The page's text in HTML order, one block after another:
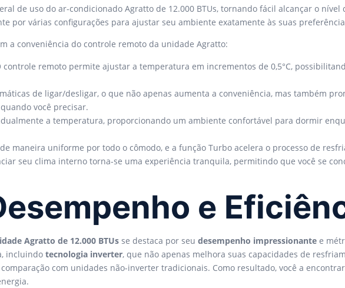
de uso do ar-condicionado Agratto de 12.000 BTUs, tornando fácil alcançar o nível
por várias configurações para ajustar seu ambiente exatamente às suas
a conveniência do controle remoto da unidade Agratto:
controle remoto permite ajustar a temperatura em incrementos de 0,5°C,
de ligar/desligar, o que não apenas aumenta a conveniência, mas também
você precisar.
a temperatura, proporcionando um ambiente confortável para dormir
maneira uniforme por todo o cômodo, e a função Turbo acelera o processo de
seu clima interno torna-se uma experiência tranquila, permitindo que você se
e
Agratto de 12.000 BTUs se destaca por seu desempenho impressionante e
incluindo tecnologia inverter, que não apenas melhora suas capacidades de
com unidades não-inverter tradicionais. Como resultado, você a